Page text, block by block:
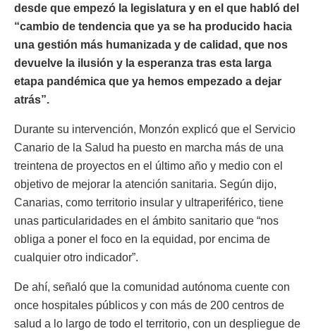
desde que empezó la legislatura y en el que habló del
“cambio de tendencia que ya se ha producido hacia
una gestión más humanizada y de calidad, que nos
devuelve la ilusión y la esperanza tras esta larga
etapa pandémica que ya hemos empezado a dejar
atrás”.
Durante su intervención, Monzón explicó que el Servicio
Canario de la Salud ha puesto en marcha más de una
treintena de proyectos en el último año y medio con el
objetivo de mejorar la atención sanitaria. Según dijo,
Canarias, como territorio insular y ultraperiférico, tiene
unas particularidades en el ámbito sanitario que “nos
obliga a poner el foco en la equidad, por encima de
cualquier otro indicador”.
De ahí, señaló que la comunidad autónoma cuente con
once hospitales públicos y con más de 200 centros de
salud a lo largo de todo el territorio, con un despliegue de